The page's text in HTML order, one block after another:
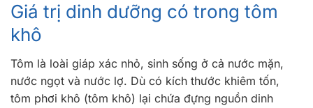
Giá trị dinh dưỡng có trong tôm
khô
Tôm là loài giáp xác nhỏ, sinh sống ở cả nước mặn,
nước ngọt và nước lợ. Dù có kích thước khiêm tốn,
tôm phơi khô (tôm khô) lại chứa đựng nguồn dinh